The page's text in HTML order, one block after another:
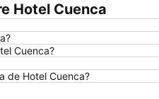
Hotel Cuenca
Cuenca?
de Hotel Cuenca?